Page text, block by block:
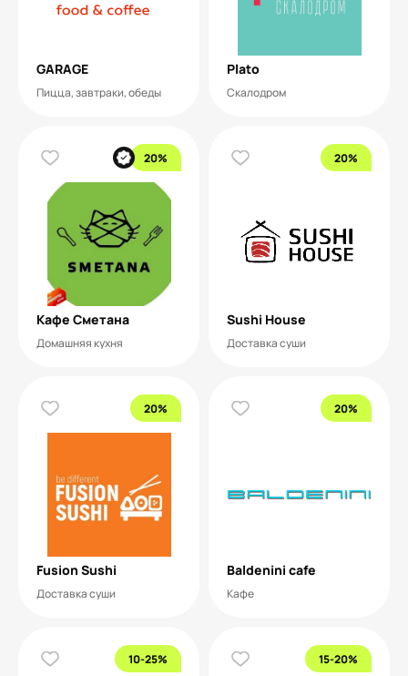
GARAGE
Пицца, завтраки, обеды
Plato
Скалодром
20%
Кафе Сметана
Домашняя кухня
20%
Sushi House
Доставка суши
20%
Fusion Sushi
Доставка суши
20%
Baldenini cafe
Кафе
10-25% 15-20%